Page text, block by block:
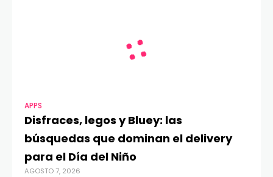
APPS
Disfraces, legos y Bluey: las
búsquedas que dominan el delivery
para el Día del Niño
AGOSTO 7, 2026